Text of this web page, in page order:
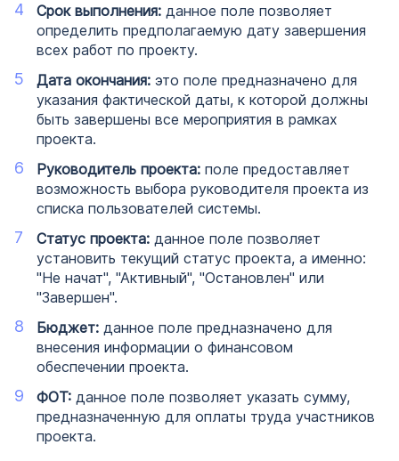
Срок выполнения: данное поле позволяет
определить предполагаемую дату завершения
всех работ по проекту.
Дата окончания: это поле предназначено для
указания фактической даты, к которой должны
быть завершены все мероприятия в рамках
проекта.
Руководитель проекта: поле предоставляет
возможность выбора руководителя проекта из
списка пользователей системы.
Статус проекта: данное поле позволяет
установить текущий статус проекта, а именно:
"Не начат", "Активный", "Остановлен" или
"Завершен".
Бюджет: данное поле предназначено для
внесения информации о финансовом
обеспечении проекта.
ФОТ: данное поле позволяет указать сумму,
предназначенную для оплаты труда участников
проекта.